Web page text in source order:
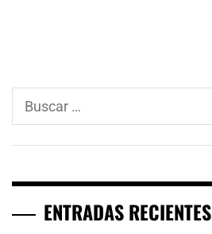
Buscar:
ENTRADAS RECIENTES